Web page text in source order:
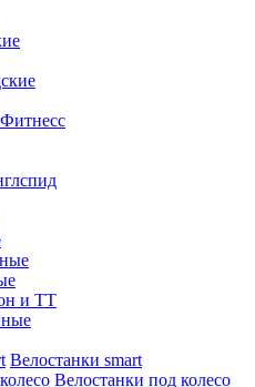
и ТТ
Велостанки smart
Велостанки под колесо